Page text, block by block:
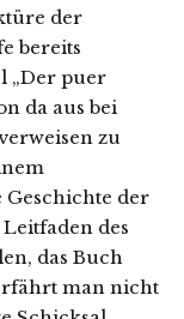
der
bereits
„Der puer
da aus bei
zu
Geschichte der
des
das Buch
man nicht